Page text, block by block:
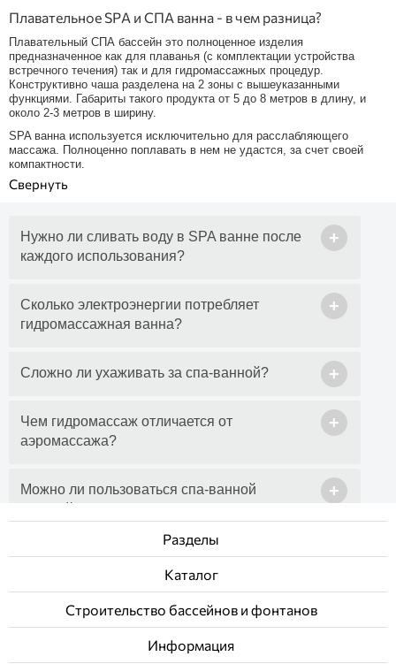
Плавательное SPA и СПА ванна - в чем разница?
Плавательный СПА бассейн это полноценное изделия
предназначенное как для плаванья (с комплектации устройства
встречного течения) так и для гидромассажных процедур.
Конструктивно чаша разделена на 2 зоны с вышеуказанными
функциями. Габариты такого продукта от 5 до 8 метров в длину, и
около 2-3 метров в ширину.
SPA ванна используется исключительно для расслабляющего
массажа. Полноценно поплавать в нем не удастся, за счет своей
компактности.
+
Нужно ли сливать воду в SPA ванне после
каждого использования?
+
Сколько электроэнергии потребляет
гидромассажная ванна?
+
Сложно ли ухаживать за спа-ванной?
+
Чем гидромассаж отличается от
аэромассажа?
+
Можно ли пользоваться спа-ванной
Разделы
Каталог
Строительство бассейнов и фонтанов
Информация